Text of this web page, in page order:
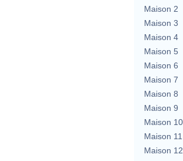
Maison 2
Maison 3
Maison 4
Maison 5
Maison 6
Maison 7
Maison 8
Maison 9
Maison 10
Maison 11
Maison 12